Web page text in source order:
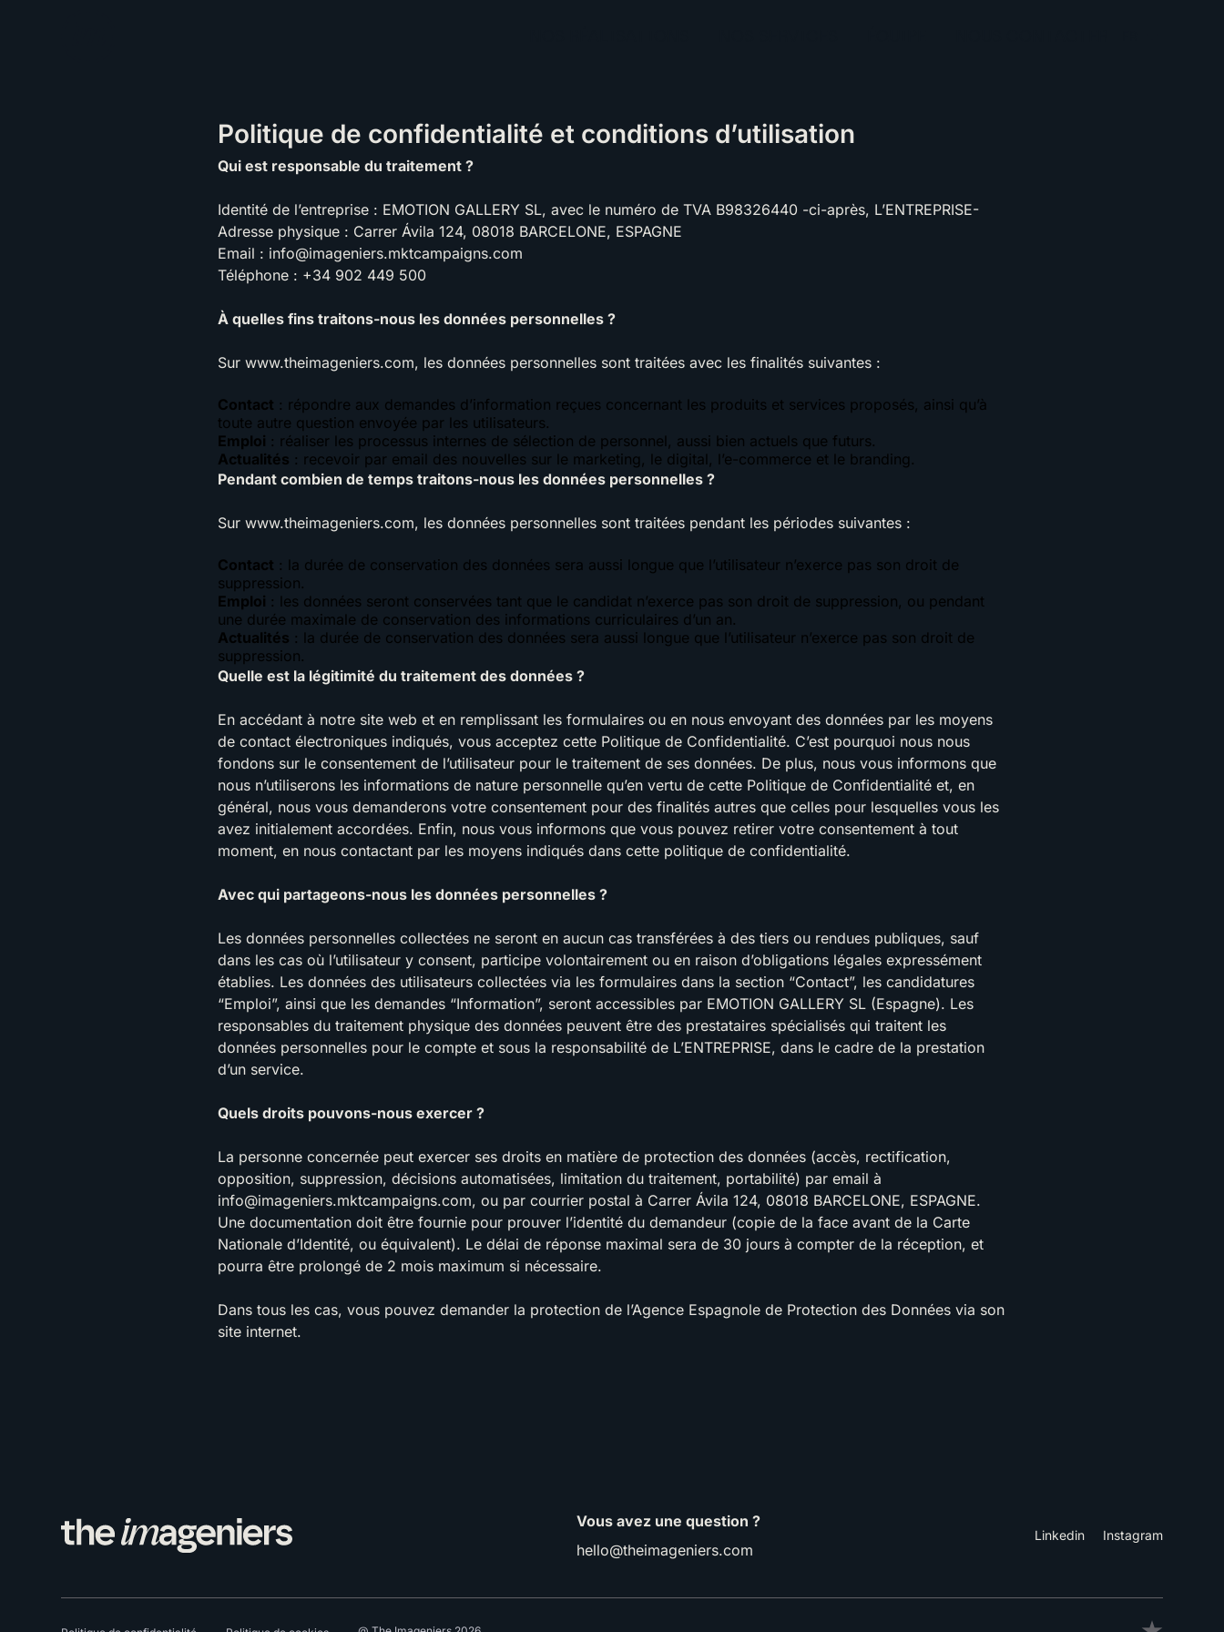
Politique de confidentialité et conditions d’utilisation
Qui est responsable du traitement ?
Identité de l’entreprise : EMOTION GALLERY SL, avec le numéro de TVA B98326440 -ci-après, L’ENTREPRISE-
Adresse physique : Carrer Ávila 124, 08018 BARCELONE, ESPAGNE
Email : info@imageniers.mktcampaigns.com
Téléphone : +34 902 449 500
À quelles fins traitons-nous les données personnelles ?
Sur www.theimageniers.com, les données personnelles sont traitées avec les finalités suivantes :
Contact : répondre aux demandes d’information reçues concernant les produits et services proposés, ainsi qu’à
toute autre question envoyée par les utilisateurs.
Emploi : réaliser les processus internes de sélection de personnel, aussi bien actuels que futurs.
Actualités : recevoir par email des nouvelles sur le marketing, le digital, l’e-commerce et le branding.
Pendant combien de temps traitons-nous les données personnelles ?
Sur www.theimageniers.com, les données personnelles sont traitées pendant les périodes suivantes :
Contact : la durée de conservation des données sera aussi longue que l’utilisateur n’exerce pas son droit de
suppression.
Emploi : les données seront conservées tant que le candidat n’exerce pas son droit de suppression, ou pendant
une durée maximale de conservation des informations curriculaires d’un an.
Actualités : la durée de conservation des données sera aussi longue que l’utilisateur n’exerce pas son droit de
suppression.
Quelle est la légitimité du traitement des données ?
En accédant à notre site web et en remplissant les formulaires ou en nous envoyant des données par les moyens
de contact électroniques indiqués, vous acceptez cette Politique de Confidentialité. C’est pourquoi nous nous
fondons sur le consentement de l’utilisateur pour le traitement de ses données. De plus, nous vous informons que
nous n’utiliserons les informations de nature personnelle qu’en vertu de cette Politique de Confidentialité et, en
général, nous vous demanderons votre consentement pour des finalités autres que celles pour lesquelles vous les
avez initialement accordées. Enfin, nous vous informons que vous pouvez retirer votre consentement à tout
moment, en nous contactant par les moyens indiqués dans cette politique de confidentialité.
Avec qui partageons-nous les données personnelles ?
Les données personnelles collectées ne seront en aucun cas transférées à des tiers ou rendues publiques, sauf
dans les cas où l’utilisateur y consent, participe volontairement ou en raison d’obligations légales expressément
établies. Les données des utilisateurs collectées via les formulaires dans la section “Contact”, les candidatures
“Emploi”, ainsi que les demandes “Information”, seront accessibles par EMOTION GALLERY SL (Espagne). Les
responsables du traitement physique des données peuvent être des prestataires spécialisés qui traitent les
données personnelles pour le compte et sous la responsabilité de L’ENTREPRISE, dans le cadre de la prestation
d’un service.
Quels droits pouvons-nous exercer ?
La personne concernée peut exercer ses droits en matière de protection des données (accès, rectification,
opposition, suppression, décisions automatisées, limitation du traitement, portabilité) par email à
info@imageniers.mktcampaigns.com, ou par courrier postal à Carrer Ávila 124, 08018 BARCELONE, ESPAGNE.
Une documentation doit être fournie pour prouver l’identité du demandeur (copie de la face avant de la Carte
Nationale d’Identité, ou équivalent). Le délai de réponse maximal sera de 30 jours à compter de la réception, et
pourra être prolongé de 2 mois maximum si nécessaire.
Dans tous les cas, vous pouvez demander la protection de l’Agence Espagnole de Protection des Données via son
site internet.
Vous avez une question ?
hello@theimageniers.com
Linkedin Instagram